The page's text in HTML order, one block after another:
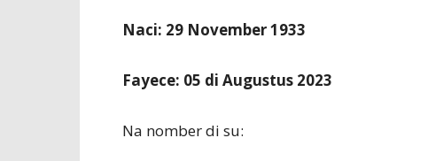
Naci: 29 November 1933
Fayece: 05 di Augustus 2023
Na nomber di su: